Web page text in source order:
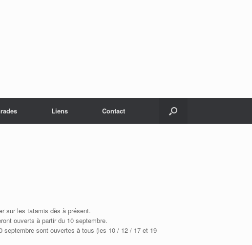
Liens Contact
sur les tatamis dès à présent.
ouverts à partir du 10 septembre.
septembre sont ouvertes à tous (les 10 / 12 / 17 et 19